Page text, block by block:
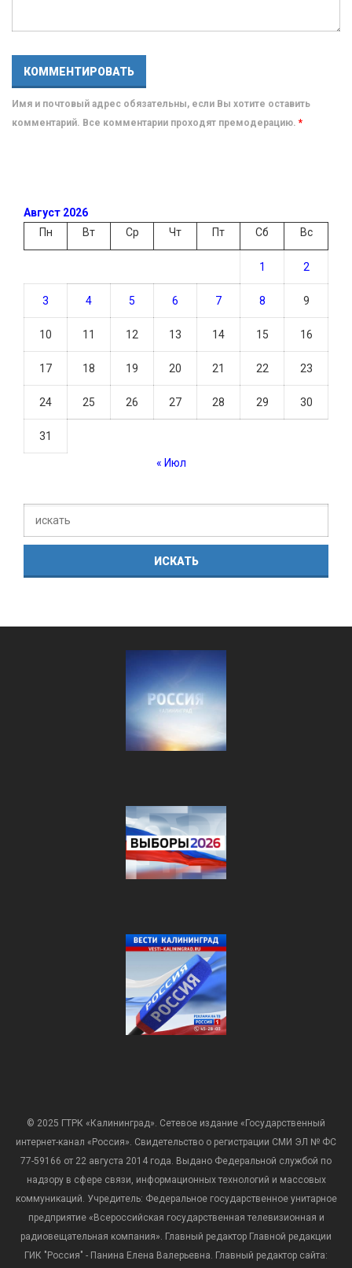
Имя и почтовый адрес обязательны, если Вы хотите оставить
комментарий. Все комментарии проходят премодерацию. *
Август 2026
Пн
Вт Ср Чт Пт Сб Вс
1 2
3 4 5 6 7 8 9
10 11 12 13 14 15 16
17 18 19 20 21 22 23
24 25 26 27 28 29 30
31
« Июл
© 2025 ГТРК «Калининград». Сетевое издание «Государственный
интернет-канал «Россия». Свидетельство о регистрации СМИ ЭЛ № ФС
77-59166 от 22 августа 2014 года. Выдано Федеральной службой по
надзору в сфере связи, информационных технологий и массовых
коммуникаций. Учредитель: Федеральное государственное унитарное
предприятие «Всероссийская государственная телевизионная и
радиовещательная компания». Главный редактор Главной редакции
ГИК "Россия" - Панина Елена Валерьевна. Главный редактор сайта: